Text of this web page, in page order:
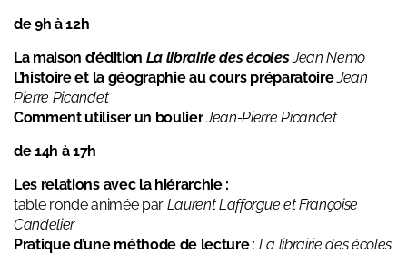
de 9h à 12h
La maison d’édition La librairie des écolesJean Nemo
L’histoire et la géographie au cours préparatoireJean
Pierre Picandet
Comment utiliser un boulierJean-Pierre Picandet
de 14h à 17h
Les relations avec la hiérarchie :
table ronde animée par Laurent Lafforgue et Françoise
Candelier
Pratique d’une méthode de lecture : La librairie des écoles